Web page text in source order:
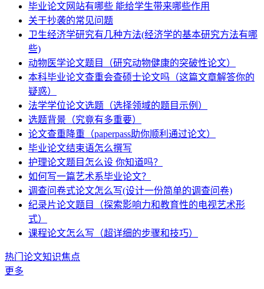
毕业论文网站有哪些 能给学生带来哪些作用
关于抄袭的常见问题
卫生经济学研究有几种方法(经济学的基本研究方法有哪
些)
动物医学论文题目（研究动物健康的突破性论文）
本科毕业论文查重会查硕士论文吗（这篇文章解答你的
疑惑）
法学学位论文选题（选择领域的题目示例）
选题背景（究竟有多重要）
论文查重降重（paperpass助你顺利通过论文）
毕业论文结束语怎么撰写
护理论文题目怎么设 你知道吗？
如何写一篇艺术系毕业论文？
调查问卷式论文怎么写(设计一份简单的调查问卷)
纪录片论文题目（探索影响力和教育性的电视艺术形
式）
课程论文怎么写（超详细的步骤和技巧）
热门论文知识焦点
更多